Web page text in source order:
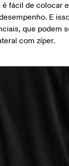
fácil de colocar
E
que podem
com zíper.